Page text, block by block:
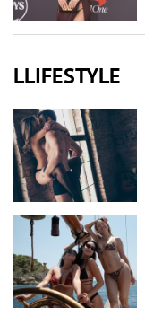
LLIFESTYLE